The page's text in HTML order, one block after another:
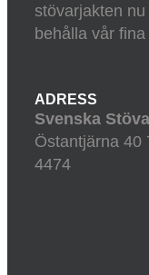
stövarjakten
behålla vår
ADRESS
Svenska
Östantjärna 40
4474